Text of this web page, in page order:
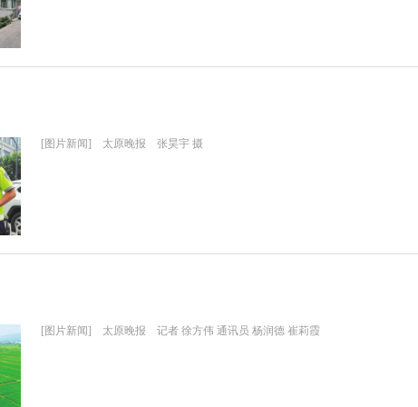
[图片新闻] 太原晚报 张昊宇 摄
[图片新闻] 太原晚报 记者 徐方伟 通讯员 杨润德 崔莉霞